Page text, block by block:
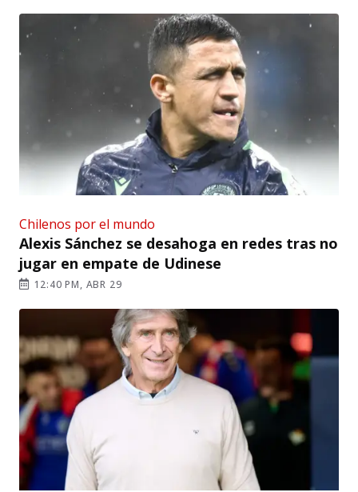
Chilenos por el mundo
Alexis Sánchez se desahoga en redes tras no
jugar en empate de Udinese
12:40 PM, ABR 29